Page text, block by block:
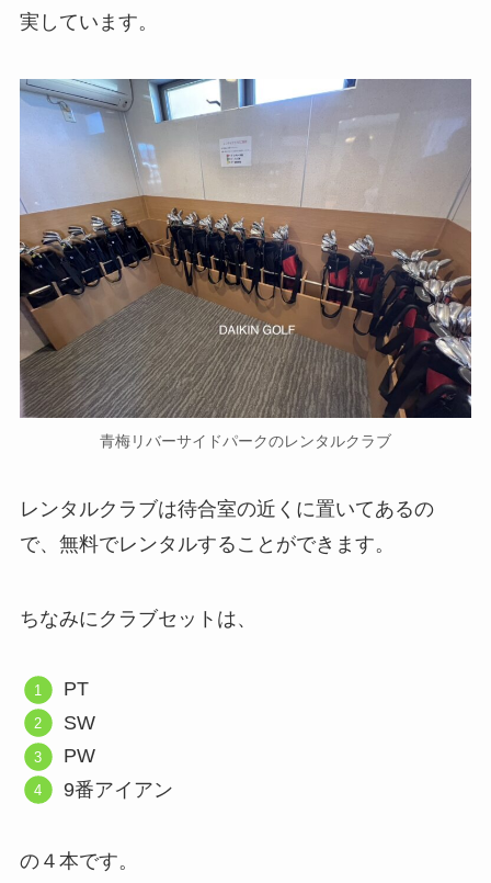
実しています。
青梅リバーサイドパークのレンタルクラブ
レンタルクラブは待合室の近くに置いてあるの
で、無料でレンタルすることができます。
ちなみにクラブセットは、
PT
SW
PW
9番アイアン
の４本です。